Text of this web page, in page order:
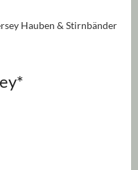
Hauben & Stirnbänder
5 Sternen